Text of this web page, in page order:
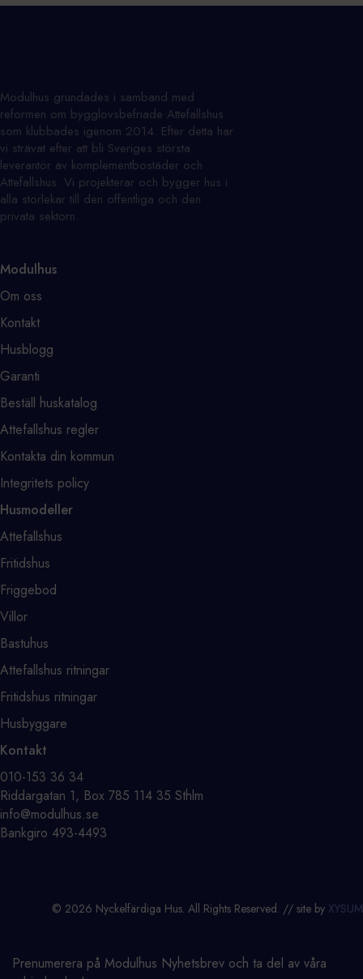
Modulhus grundades i samband med
reformen om bygglovsbefriade Attefallshus
som klubbades igenom 2014. Efter detta har
vi strävat efter att bli Sveriges största
leverantör av komplementbostäder och
Attefallshus. Vi projekterar och bygger hus i
alla storlekar till den offentliga och den
privata sektorn.
Modulhus
Om oss
Kontakt
Husblogg
Garanti
Beställ huskatalog
Attefallshus regler
Kontakta din kommun
Integritets policy
Husmodeller
Attefallshus
Fritidshus
Friggebod
Villor
Bastuhus
Attefallshus ritningar
Fritidshus ritningar
Husbyggare
Kontakt
⁨010-153 36 34⁩
Riddargatan 1, Box 785 114 35 Sthlm
info@modulhus.se
Bankgiro 493-4493
© 2026 Nyckelfärdiga Hus. All Rights Reserved. // site by XYSUM
Prenumerera på Modulhus Nyhetsbrev och ta del av våra